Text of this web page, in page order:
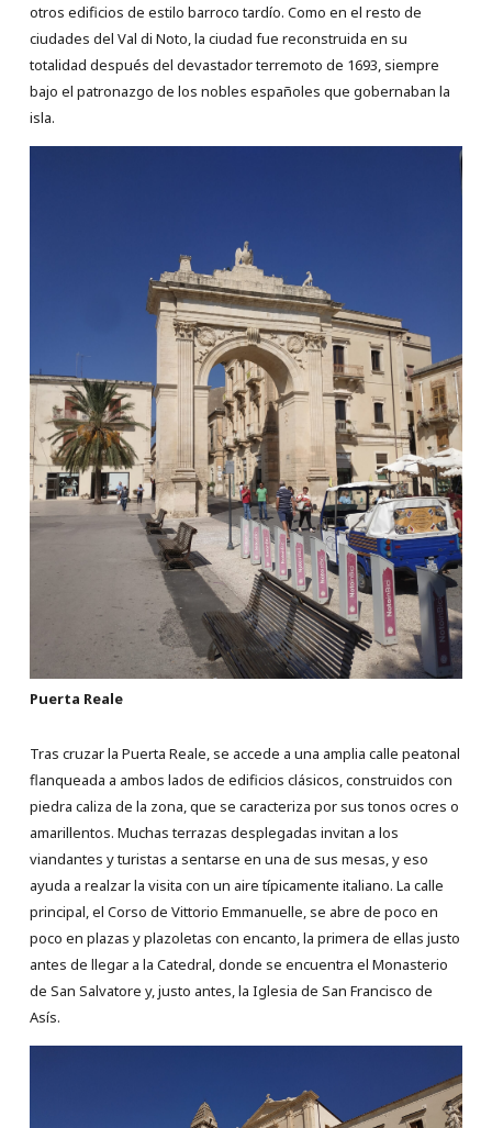
otros edificios de estilo barroco tardío. Como en el resto de
ciudades del Val di Noto, la ciudad fue reconstruida en su
totalidad después del devastador terremoto de 1693, siempre
bajo el patronazgo de los nobles españoles que gobernaban la
isla.
Puerta Reale
Tras cruzar la Puerta Reale, se accede a una amplia calle peatonal
flanqueada a ambos lados de edificios clásicos, construidos con
piedra caliza de la zona, que se caracteriza por sus tonos ocres o
amarillentos. Muchas terrazas desplegadas invitan a los
viandantes y turistas a sentarse en una de sus mesas, y eso
ayuda a realzar la visita con un aire típicamente italiano. La calle
principal, el Corso de Vittorio Emmanuelle, se abre de poco en
poco en plazas y plazoletas con encanto, la primera de ellas justo
antes de llegar a la Catedral, donde se encuentra el Monasterio
de San Salvatore y, justo antes, la Iglesia de San Francisco de
Asís.